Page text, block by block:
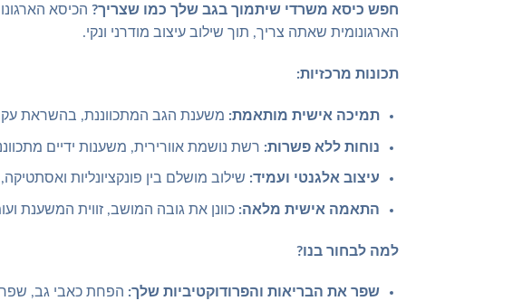
חפש כיסא משרדי שיתמוך בגב שלך כמו שצריך? הכיסא
הארגונומית שאתה צריך, תוך שילוב עיצוב מודרני ונקי.
תכונות מרכזיות:
תמיכה אישית מותאמת: משענת הגב המתכווננת, בהשראת
נוחות ללא פשרות: רשת נושמת אוורירית, משענות ידיים
עיצוב אלגנטי ועמיד: שילוב מושלם בין פונקציונליות
התאמה אישית מלאה: כוונן את גובה המושב, זווית המשענת
למה לבחור בנו?
שפר את הבריאות והפרודוקטיביות שלך: הפחת כאבי גב, שפר